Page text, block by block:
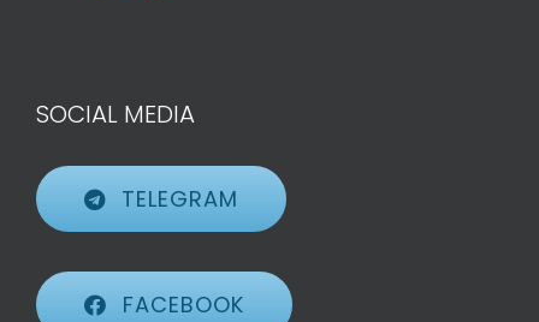
SOCIAL MEDIA
TELEGRAM
FACEBOOK